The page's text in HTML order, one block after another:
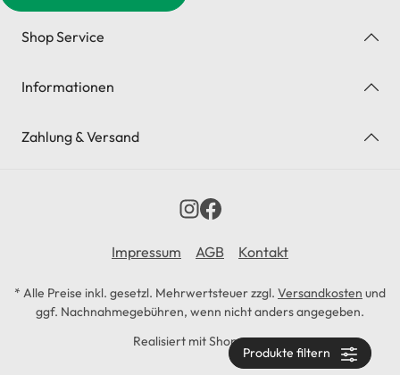
Produkte filtern
Shop Service
Informationen
Zahlung & Versand
Impressum AGB Kontakt
* Alle Preise inkl. gesetzl. Mehrwertsteuer zzgl. Versandkosten und
ggf. Nachnahmegebühren, wenn nicht anders angegeben.
Realisiert mit Shopware